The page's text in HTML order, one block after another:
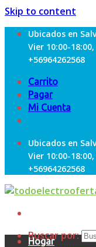
Skip to content
Ubicados en
Vier 10:00-
+56964262568
Carrito
Pagar
Mi Cuenta
Ubicados en
Vier 10:00-
+56964262568
Buscar por:
Hogar